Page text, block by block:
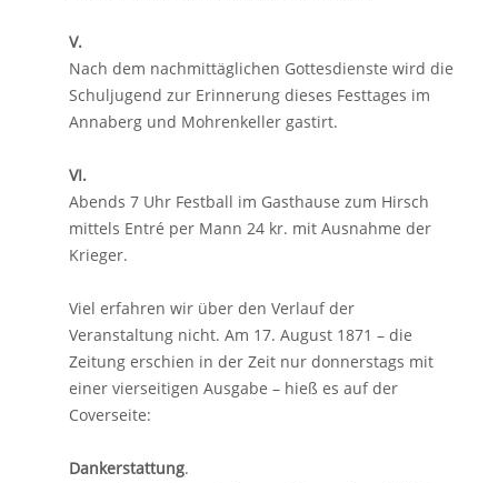
V.
Nach dem nachmittäglichen Gottesdienste wird die
Schuljugend zur Erinnerung dieses Festtages im
Annaberg und Mohrenkeller gastirt.
VI.
Abends 7 Uhr Festball im Gasthause zum Hirsch
mittels Entré per Mann 24 kr. mit Ausnahme der
Krieger.
Viel erfahren wir über den Verlauf der
Veranstaltung nicht. Am 17. August 1871 – die
Zeitung erschien in der Zeit nur donnerstags mit
einer vierseitigen Ausgabe – hieß es auf der
Coverseite:
Dankerstattung.